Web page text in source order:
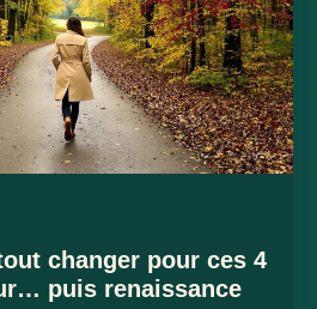
changer pour ces 4
puis renaissance